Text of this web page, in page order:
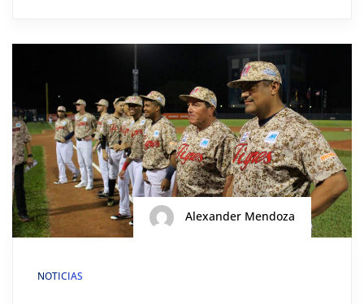
Alexander Mendoza
NOTICIAS